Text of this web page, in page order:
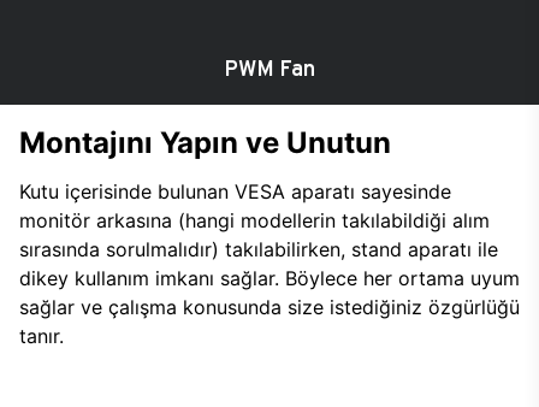
PWM Fan
Montajını Yapın ve Unutun
Kutu içerisinde bulunan VESA aparatı sayesinde
monitör arkasına (hangi modellerin takılabildiği alım
sırasında sorulmalıdır) takılabilirken, stand aparatı ile
dikey kullanım imkanı sağlar. Böylece her ortama uyum
sağlar ve çalışma konusunda size istediğiniz özgürlüğü
tanır.